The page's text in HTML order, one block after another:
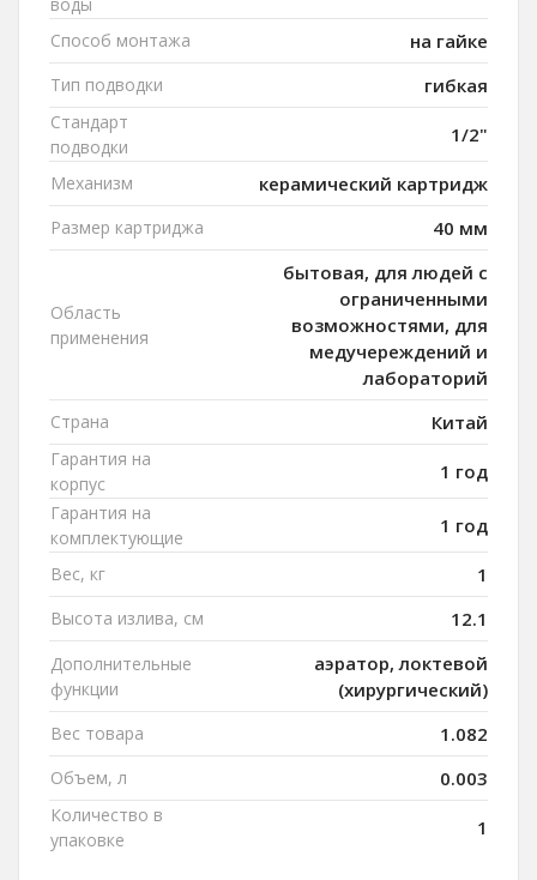
Способ монтажа
на гайке
Тип подводки гибкая
Стандарт
подводки
1/2"
Механизм керамический картридж
Размер картриджа 40 мм
Область
применения
бытовая, для людей с
ограниченными
возможностями, для
медучереждений и
лабораторий
Страна Китай
Гарантия на
корпус
1 год
Гарантия на
комплектующие
1 год
Вес, кг 1
Высота излива, см 12.1
Дополнительные
функции
аэратор, локтевой
(хирургический)
Вес товара 1.082
Объем, л 0.003
Количество в
упаковке
1